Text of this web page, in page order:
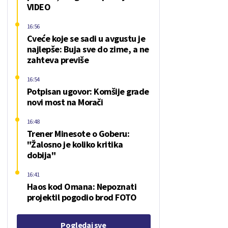
VIDEO
Cveće koje se sadi u avgustu je
najlepše: Buja sve do zime, a ne
zahteva previše
16:56
Potpisan ugovor: Komšije grade
novi most na Morači
16:54
Trener Minesote o Goberu:
"Žalosno je koliko kritika
dobija"
16:48
Haos kod Omana: Nepoznati
projektil pogodio brod FOTO
16:41
Pogledaj sve